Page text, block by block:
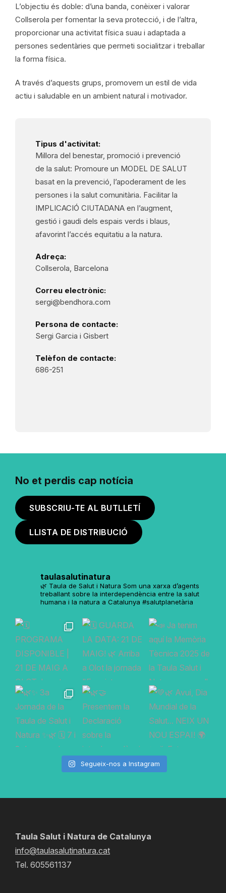
L’objectiu és doble: d’una banda, conèixer i valorar
Collserola per fomentar la seva protecció, i de l’altra,
proporcionar una activitat física suau i adaptada a
persones sedentàries que permeti socialitzar i treballar
la forma física.
A través d’aquests grups, promovem un estil de vida
actiu i saludable en un ambient natural i motivador.
Tipus d'activitat:
Millora del benestar, promoció i prevenció
de la salut: Promoure un MODEL DE SALUT
basat en la prevenció, l’apoderament de les
persones i la salut comunitària. Facilitar la
IMPLICACIÓ CIUTADANA en l’augment,
gestió i gaudi dels espais verds i blaus,
afavorint l’accés equitatiu a la natura.
Adreça:
Collserola, Barcelona
Correu electrònic:
sergi@bendhora.com
Persona de contacte:
Sergi Garcia i Gisbert
Telèfon de contacte:
686-251
No et perdis cap notícia
SUBSCRIU-TE AL BUTLLETÍ
LLISTA DE DISTRIBUCIÓ
taulasalutinatura
🌿 Taula de Salut i Natura Som una xarxa d’agents
treballant sobre la interdependència entre la salut
humana i la natura a Catalunya #salutplanetària
Segueix-nos a Instagram
Taula Salut i Natura de Catalunya
info@taulasalutinatura.cat
Tel. 605561137